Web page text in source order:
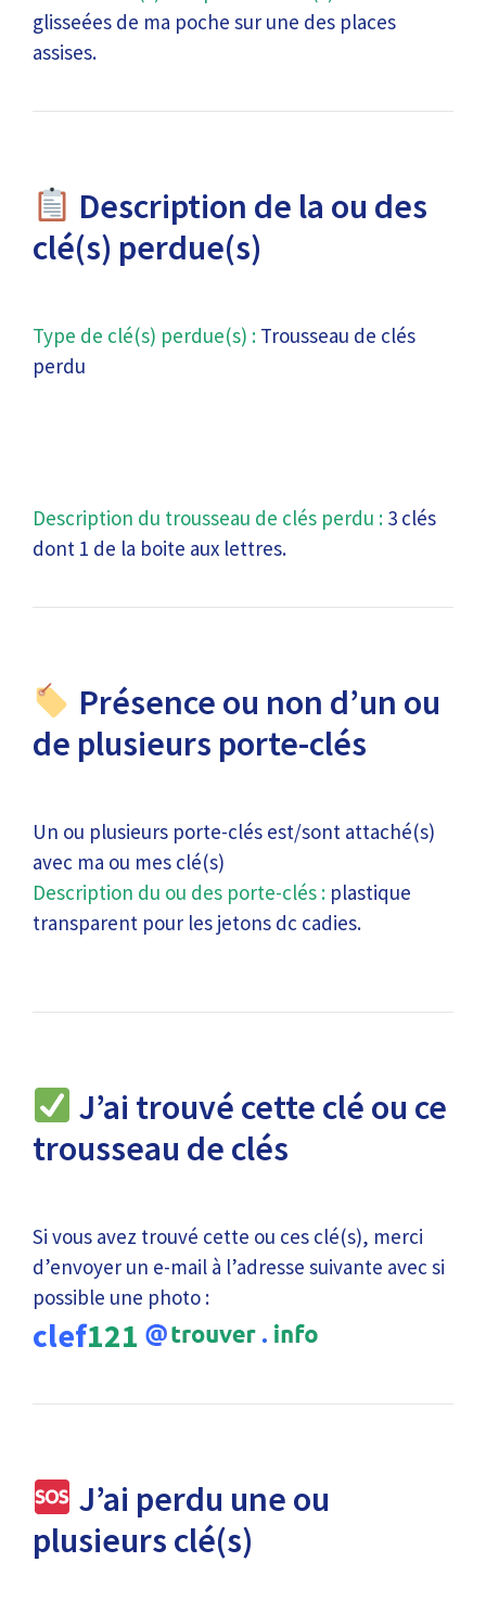
glisseées de ma poche sur une des places
assises.
Description de la ou des
clé(s) perdue(s)
Type de clé(s) perdue(s) : Trousseau de clés
perdu
Description du trousseau de clés perdu : 3 clés
dont 1 de la boite aux lettres.
Présence ou non d’un ou
de plusieurs porte-clés
Un ou plusieurs porte-clés est/sont attaché(s)
avec ma ou mes clé(s)
Description du ou des porte-clés : plastique
transparent pour les jetons dc cadies.
J’ai trouvé cette clé ou ce
trousseau de clés
Si vous avez trouvé cette ou ces clé(s), merci
d’envoyer un e-mail à l’adresse suivante avec si
possible une photo :
clef121
J’ai perdu une ou
plusieurs clé(s)